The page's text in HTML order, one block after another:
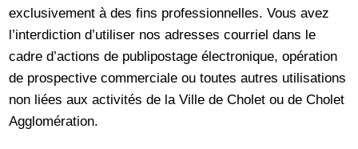
exclusivement à des fins professionnelles. Vous avez
l’interdiction d’utiliser nos adresses courriel dans le
cadre d’actions de publipostage électronique, opération
de prospective commerciale ou toutes autres utilisations
non liées aux activités de la Ville de Cholet ou de Cholet
Agglomération.